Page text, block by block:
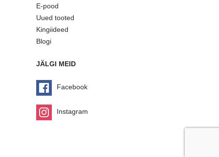
E-pood
Uued tooted
Kingiideed
Blogi
JÄLGI MEID
Facebook
Instagram